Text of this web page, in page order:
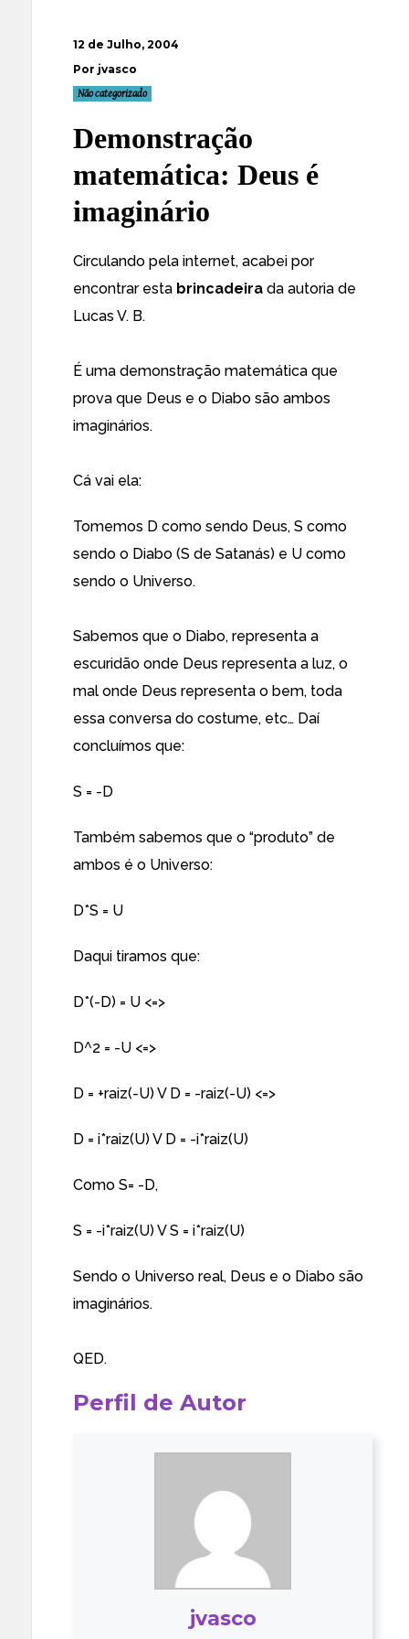
12 de Julho, 2004
Por jvasco
Não categorizado
Demonstração
matemática: Deus é
imaginário
Circulando pela internet, acabei por
encontrar esta brincadeira da autoria de
Lucas V. B.
É uma demonstração matemática que
prova que Deus e o Diabo são ambos
imaginários.
Cá vai ela:
Tomemos D como sendo Deus, S como
sendo o Diabo (S de Satanás) e U como
sendo o Universo.
Sabemos que o Diabo, representa a
escuridão onde Deus representa a luz, o
mal onde Deus representa o bem, toda
essa conversa do costume, etc… Daí
concluímos que:
S = -D
Também sabemos que o “produto” de
ambos é o Universo:
D*S = U
Daqui tiramos que:
D*(-D) = U <=>
D^2 = -U <=>
D = +raiz(-U) V D = -raiz(-U) <=>
D = i*raiz(U) V D = -i*raiz(U)
Como S= -D,
S = -i*raiz(U) V S = i*raiz(U)
Sendo o Universo real, Deus e o Diabo são
imaginários.
QED.
Perfil de Autor
jvasco